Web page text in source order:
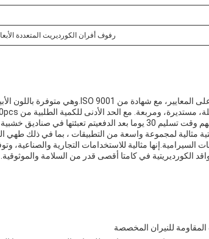
رفوف أفران الكورديريت المتعددة
و"كامتا" قادرة على توفير 500000 قطعة/شهر.
مثالية لمجموعة واسعة من التطبيقات ، بما في ذلك طهي
السيرامية.إنها مثالية للاستخدامات التجارية
الكورديريتية في كامتا أقصى قدر من السلامة
للنيران المخصصة